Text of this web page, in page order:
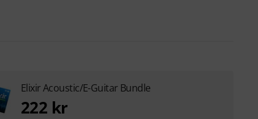
Elixir Acoustic/E-Guitar Bundle
222 kr